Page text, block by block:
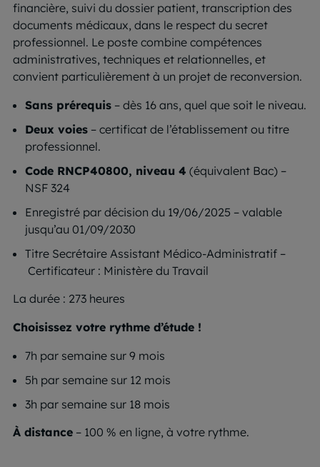
financière, suivi du dossier patient, transcription des
documents médicaux, dans le respect du secret
professionnel. Le poste combine compétences
administratives, techniques et relationnelles, et
convient particulièrement à un projet de reconversion.
Sans prérequis – dès 16 ans, quel que soit le niveau.
Deux voies – certificat de l’établissement ou titre
professionnel.
Code RNCP40800, niveau 4 (équivalent Bac) –
NSF 324
Enregistré par décision du 19/06/2025 – valable
jusqu’au 01/09/2030
Titre Secrétaire Assistant Médico-Administratif –
Certificateur : Ministère du Travail
La durée : 273 heures
Choisissez votre rythme d’étude !
7h par semaine sur 9 mois
5h par semaine sur 12 mois
3h par semaine sur 18 mois
À distance – 100 % en ligne, à votre rythme.